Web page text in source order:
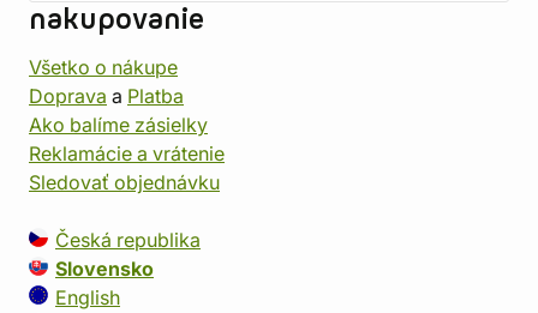
nakupovanie
Všetko o nákupe
Doprava a Platba
Ako balíme zásielky
Reklamácie a vrátenie
Sledovať objednávku
Česká republika
Slovensko
English